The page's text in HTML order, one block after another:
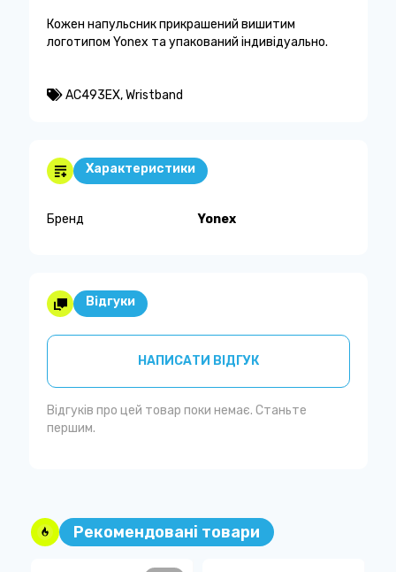
Кожен напульсник прикрашений вишитим
логотипом Yonex та упакований індивідуально.
AC493EX,Wristband
Характеристики
Бренд Yonex
Відгуки
НАПИСАТИ ВІДГУК
Відгуків про цей товар поки немає. Станьте
першим.
Рекомендовані товари